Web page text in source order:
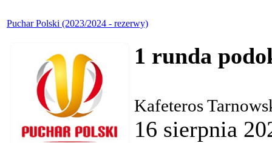
Puchar Polski (2023/2024 - rezerwy)
1 runda
Kafeteros
16 sierpnia